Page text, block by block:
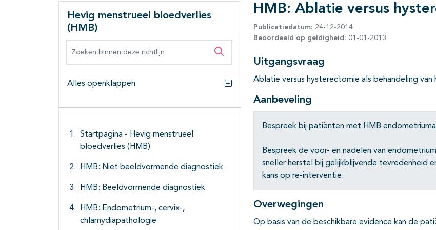
Hevig menstrueel bloedverlies
(HMB)
Zoeken binnen deze richtlijn
Alles openklappen
Alles openklappen
Startpagina - Hevig menstrueel
bloedverlies (HMB)
HMB: Niet beeldvormende diagnostiek
HMB: Beeldvormende diagnostiek
HMB: Endometrium-, cervix-,
chlamydiapathologie
HMB: Ablatie versus
Publicatiedatum: 24-12-2014
Beoordeeld op geldigheid: 01-01-2013
Uitgangsvraag
Ablatie versus hysterectomie als behandeling
Aanbeveling
Bespreek bij patiënten met HMB
Bespreek de voor- en nadelen van
sneller herstel bij gelijkblijvende tevredenheid
kans op re-interventie.
Overwegingen
Op basis van de beschikbare evidence kan de